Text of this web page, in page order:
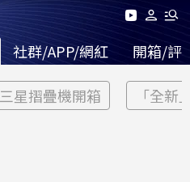
社群/APP/網紅 開箱/評
三星摺疊機開箱 「全新